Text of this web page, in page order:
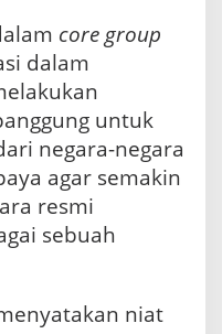
core group
dalam
untuk
negara-negara
agar semakin
resmi
sebuah
niat